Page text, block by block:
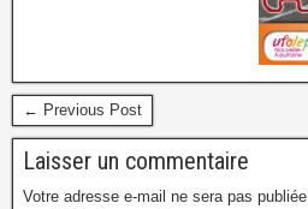
← Previous Post
Laisser un commentaire
Votre adresse e-mail ne sera pas publiée.